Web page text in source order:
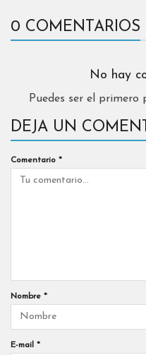
0 COMENTARIOS
No hay
Puedes ser el primero
DEJA UN
Comentario *
Nombre *
E-mail *